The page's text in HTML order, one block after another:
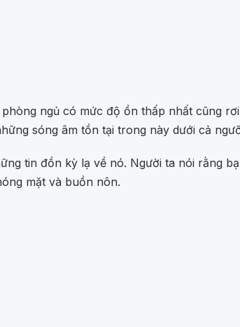
ngủ có mức độ ồn thấp nhất cũng
sóng âm tồn tại trong này dưới cả
tin đồn kỳ lạ về nó. Người ta nói rằng
mặt và buồn nôn.